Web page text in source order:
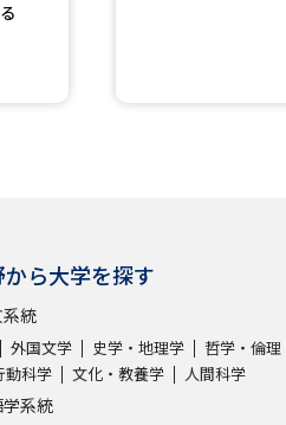
新増設大学・学部・学科特集
データサイエンス特集
進路の３択
新学年スタート
新学年スタート号特集ページ（
ら大学を探す
統
外国文学 史学・地理学
哲学・倫
動科学
文化・教養学 人間科学
系統